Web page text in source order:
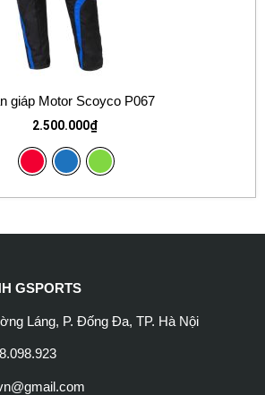
giáp Motor Scoyco P067
2.500.000₫
GSPORTS
Láng, P. Đống Đa, TP. Hà Nội